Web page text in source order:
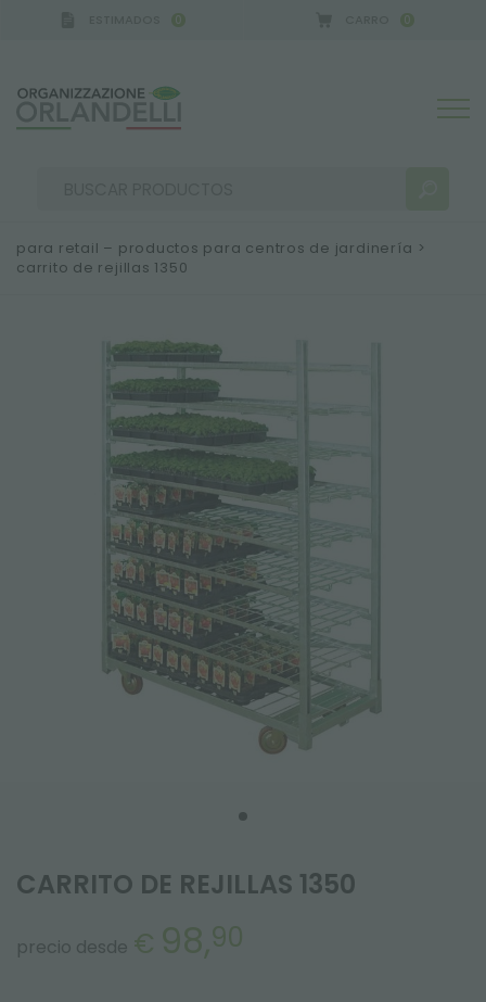
0 0
MÁS RESULTADOS PARA USTED:
para retail – productos para centros de jardinería >
carrito de rejillas 1350
CARRITO DE REJILLAS 1350
precio desde € 98,90